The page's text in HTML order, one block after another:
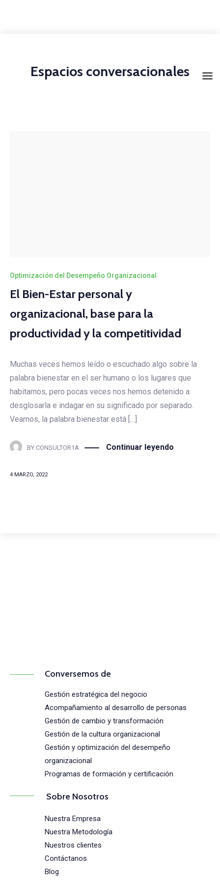
Espacios conversacionales
Optimización del Desempeño Organizacional
El Bien-Estar personal y
organizacional, base para la
productividad y la competitividad
Muchas veces hemos leído o escuchado algo sobre la
palabra bienestar en el ser humano o los lugares que
habitamos, pero pocas veces nos hemos detenido a
desglosarla e indagar en su significado por separado.
Veamos, la palabra bienestar está […]
BY CONSULTOR1A Continuar leyendo
4 MARZO, 2022
Conversemos de
Gestión estratégica del negocio
Acompañamiento al desarrollo de personas
Gestión de cambio y transformación
Gestión de la cultura organizacional
Gestión y optimización del desempeño
organizacional
Programas de formación y certificación
Sobre Nosotros
Nuestra Empresa
Nuestra Metodología
Nuestros clientes
Contáctanos
Blog